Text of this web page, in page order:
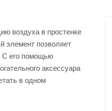
воздуха в простенке
элемент позволяет
С его помощью
аксессуара
в одном